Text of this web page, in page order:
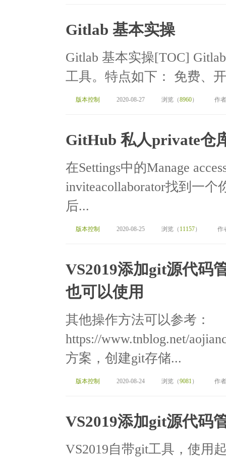
Gitlab 基本实操
Gitlab 基本实操[TOC]
工具。特点如下： 免费、
版本控制 2020-08-27 浏览（8960） 作
GitHub 私人private仓
在Settings中的Manage
inviteacollaborator找到一
后...
版本控制 2020-08-25 浏览（ 11157） 作
VS2019添加git源代码
也可以使用
其他操作方法可以参考：
https://www.tnblog.net/
方案，创建git存储...
版本控制 2020-08-24 浏览（9081） 作
VS2019添加git源代码
VS2019自带git工具，使用